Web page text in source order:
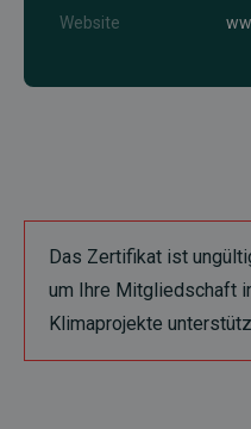
Website
Das Zertifikat ist
um Ihre Mitgliedschaft
Klimaprojekte